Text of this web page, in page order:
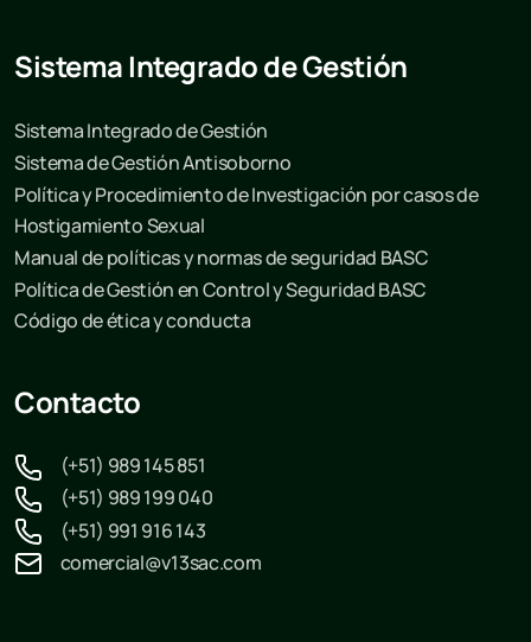
Sistema Integrado de Gestión
Sistema Integrado de Gestión
Sistema de Gestión Antisoborno
Política y Procedimiento de Investigación por casos de
Hostigamiento Sexual
Manual de políticas y normas de seguridad BASC
Política de Gestión en Control y Seguridad BASC
Código de ética y conducta
Contacto
(+51) 989 145 851
(+51) 989 199 040
(+51) 991 916 143
comercial@v13sac.com